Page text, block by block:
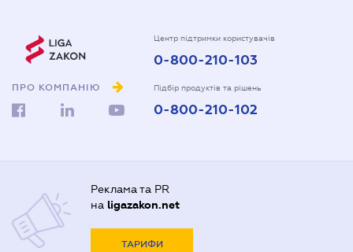
ПРО КОМПАНІЮ
Центр підтримки користувачів
0-800-210-103
Підбір продуктів та рішень
0-800-210-102
Реклама та PR
на ligazakon.net
ТАРИФИ